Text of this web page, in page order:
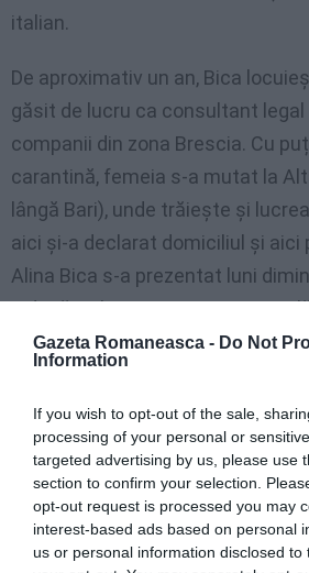
Gazeta Romaneasca - Do Not
Information
If you wish to opt-out of the sale,
processing of your personal or
targeted advertising by us, please use
section to confirm your selection.
opt-out request is processed you may
interest-based ads based on personal
us or personal information disclosed
italian.
De aproximativ un an, Bica
găsit de lucru ca consultant legal
companii din zona Brescia. Cu
carantină, femeia s-a mutat la
lângă Bari), unde trăiește și
aici și-a declarat domiciliul și aici
Alina Bica s-a prezentat luni
judecătorilor Secției a treia
general Giannicola Sinisi a cerut
„Acuzele împotriva mea sunt
declarat Bica în italiană -, nu am
infracțiune și am depus un nou
Curți a României.